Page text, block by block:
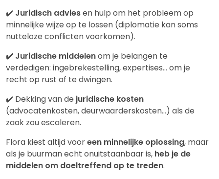
✔️ Juridisch adviesen hulp om het probleem op
minnelijke wijze op te lossen (diplomatie kan soms
nutteloze conflicten voorkomen).
✔️ Juridische middelenom je belangen te
verdedigen: ingebrekestelling, expertises… om je
recht op rust af te dwingen.
✔️ Dekking van de juridische kosten
(advocatenkosten, deurwaarderskosten…) als de
zaak zou escaleren.
Flora kiest altijd vooreen minnelijke oplossing, maar
als je buurman echt onuitstaanbaar is, heb je de
middelen om doeltreffend op te treden.